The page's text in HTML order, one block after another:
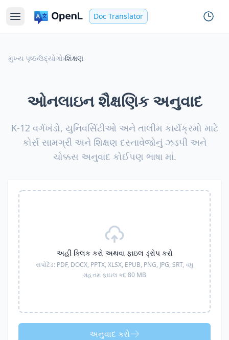
Doc Translator
મુખ્ય પૃષ્ઠ›ઉદ્યોગો›શિક્ષણ
ઓનલાઇન શૈક્ષણિક અનુવાદ
K-12 વર્ગખંડો, યુનિવર્સિટીઓ અને તાલીમ કાર્યક્રમો માટે
કોર્સ સામગ્રી અને શિક્ષણ દસ્તાવેજોનું ઝડપી અને
ચોક્કસ અનુવાદ કોઈપણ ભાષા માં.
અહીં ક્લિક કરો અથવા ફાઇલ ડ્રોપ કરો
સપોર્ટેડ: PDF, DOCX, PPTX, XLSX, EPUB, PNG, JPG, SRT, વધુ
મહત્તમ ફાઇલ કદ 80 MB
અનુવાદ કરો